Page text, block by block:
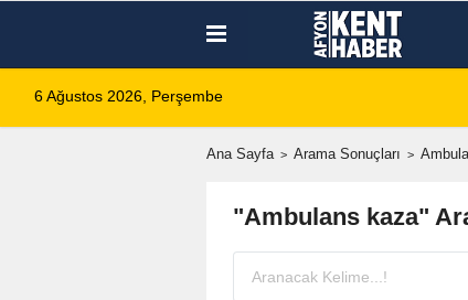
6 Ağustos 2026, Perşembe
Ana Sayfa Arama Sonuçları
"Ambulans kaza"